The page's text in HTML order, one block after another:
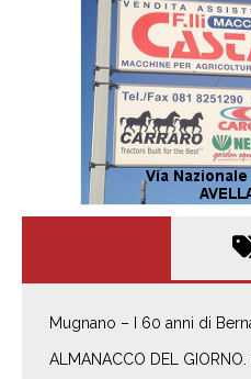
Mugnano – I 60 anni di
ALMANACCO DEL